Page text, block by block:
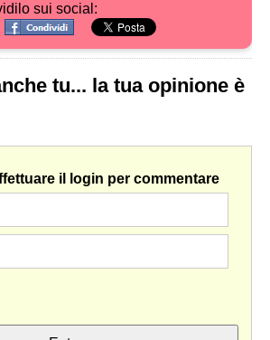
sui social:
tu... la tua opinione è
il login per commentare